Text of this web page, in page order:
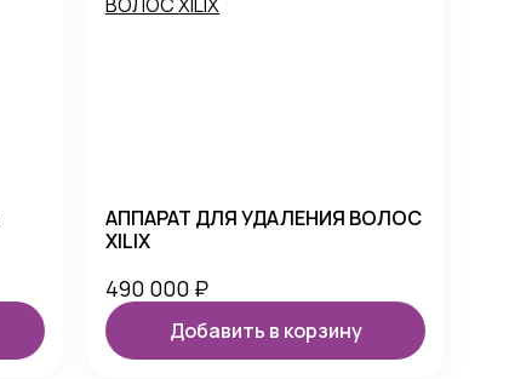
АППАРАТ ДЛЯ УДАЛЕНИЯ ВОЛОС
XILIX
490 000 ₽
Добавить в корзину